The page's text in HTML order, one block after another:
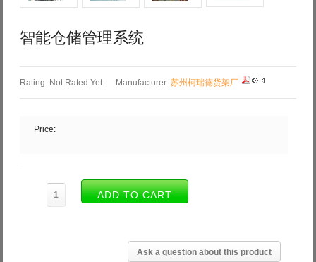
智能仓储管理系统
Rating: Not Rated Yet Manufacturer: 苏州柯瑞德货架厂
Price:
Ask a question about this product